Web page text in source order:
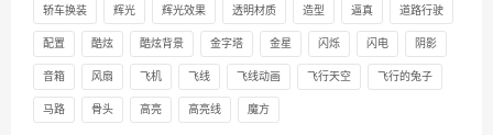
轿车换装 辉光 辉光效果 透明材质 造型 逼真 道路行驶
配置 酷炫 酷炫背景 金字塔 金星 闪烁 闪电 阴影
音箱 风扇 飞机 飞线 飞线动画 飞行天空 飞行的兔子
马路 骨头 高亮 高亮线 魔方